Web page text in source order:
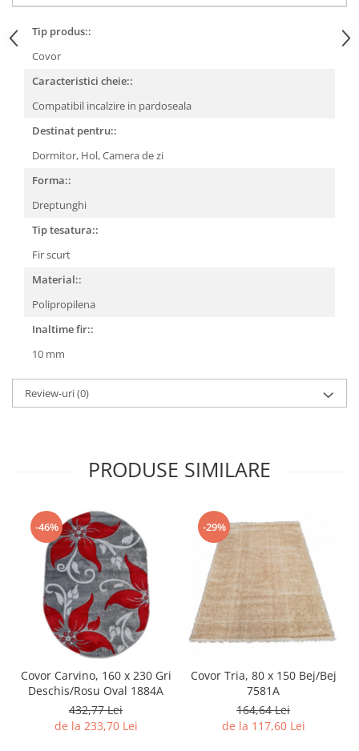
Tip produs::
Covor
Caracteristici cheie::
Compatibil incalzire in pardoseala
Destinat pentru::
Dormitor, Hol,Camera de zi
Forma::
Dreptunghi
Tip tesatura::
Fir scurt
Material::
Polipropilena
Inaltime fir::
10 mm
Review-uri(0)
PRODUSE SIMILARE
-46%
Covor Carvino, 160 x 230 Gri
Deschis/Rosu Oval 1884A
432,77 Lei
de la 233,70 Lei
-29%
Covor Tria, 80 x 150 Bej/Bej
7581A
164,64 Lei
de la 117,60 Lei